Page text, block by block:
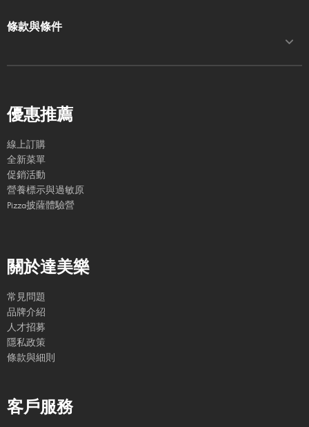
條款與條件
優惠推薦
線上訂購
全新菜單
促銷活動
營養標示與過敏原
Pizza披薩體驗營
關於達美樂
常見問題
品牌介紹
人才招募
隱私政策
條款與細則
客戶服務